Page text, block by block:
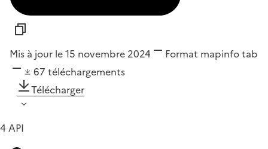
Mis à jour le 15 novembre 2024 Format mapinfo tab
67 téléchargements
Télécharger
4 API